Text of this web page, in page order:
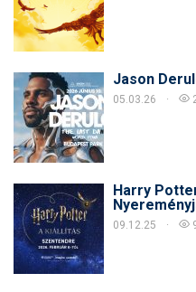
Jason
05.03.26
Harry
09.12.25